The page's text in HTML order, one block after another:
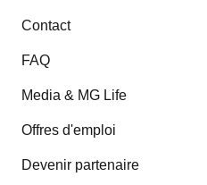
Contact
FAQ
Media & MG Life
Offres d'emploi
Devenir partenaire